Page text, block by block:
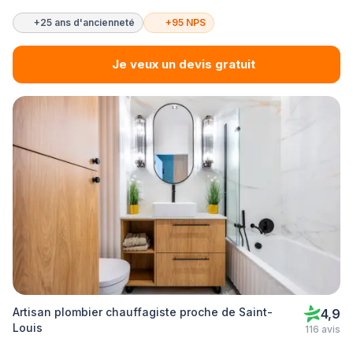
+25 ans d'ancienneté +95 NPS
Je veux un devis gratuit
Artisan plombier chauffagiste proche de Saint-
Louis
4,9
116 avis